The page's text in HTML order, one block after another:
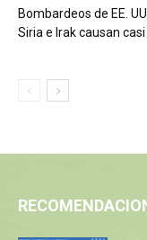
Bombardeos de EE.
Siria e Irak causan casi